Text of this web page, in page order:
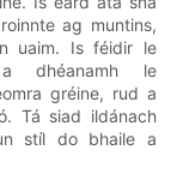
ag muntins,
uaim. Is féidir le
dhéanamh le
gréine, rud a
Tá siad ildánach
stíl do bhaile a